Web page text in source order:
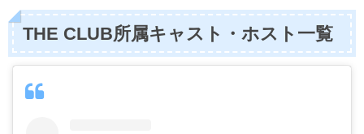
THE CLUB所属キャスト・ホスト一覧